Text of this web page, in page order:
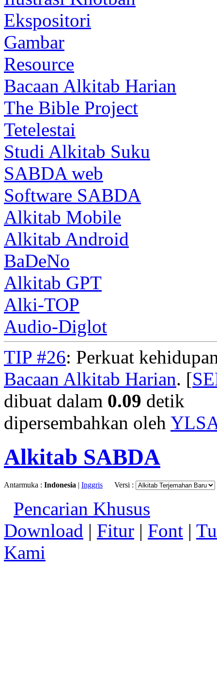
Ekspositori
Gambar
Resource
Bacaan Alkitab Harian
The Bible Project
Tetelestai
Studi Alkitab Suku
SABDA web
Software SABDA
Alkitab Mobile
Alkitab Android
BaDeNo
Alkitab GPT
Alki-TOP
Audio-Diglot
TIP #26: Perkuat
Bacaan Alkitab Harian. [
dibuat dalam 0.09 detik
dipersembahkan oleh
Alkitab SABDA
Antarmuka : Indonesia | Inggris Versi :
Pencarian Khusus
Download | Fitur | Font |
Kami